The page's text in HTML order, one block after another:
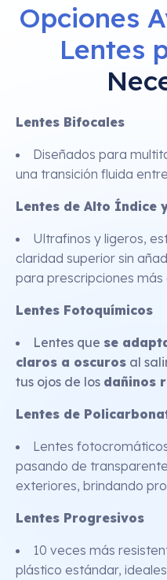
Opciones
Lentes
Lentes Bifocales
Diseñados para
una transición fluida
Lentes de Alto Índice
Ultrafinos y ligeros,
claridad superior sin
para prescripciones más
Lentes Fotoquímicos
Lentes que se
claros a oscuros al
tus ojos de los dañinos
Lentes de
Lentes
pasando de
exteriores, brindando
Lentes Progresivos
10 veces más
plástico estándar,